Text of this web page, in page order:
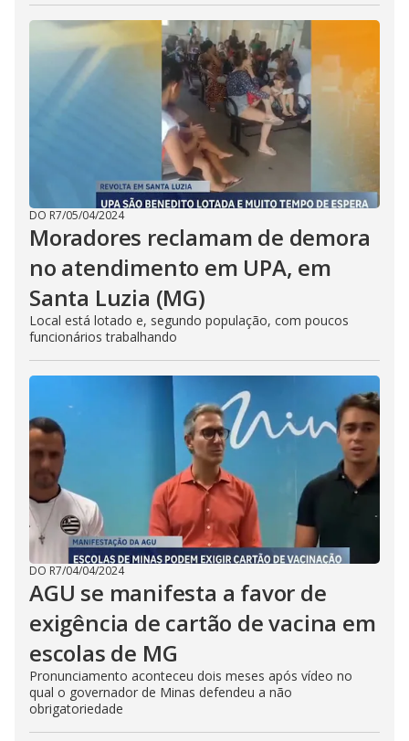
DO R7/05/04/2024
Moradores reclamam de demora
no atendimento em UPA, em
Santa Luzia (MG)
Local está lotado e, segundo população, com poucos
funcionários trabalhando
DO R7/04/04/2024
AGU se manifesta a favor de
exigência de cartão de vacina em
escolas de MG
Pronunciamento aconteceu dois meses após vídeo no
qual o governador de Minas defendeu a não
obrigatoriedade